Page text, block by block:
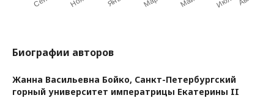
Биографии авторов
Жанна Васильевна Бойко, Санкт-Петербургский
горный университет императрицы Екатерины II